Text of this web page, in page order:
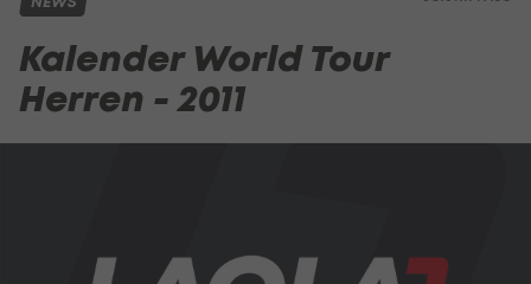
Kalender World Tour
Herren - 2011